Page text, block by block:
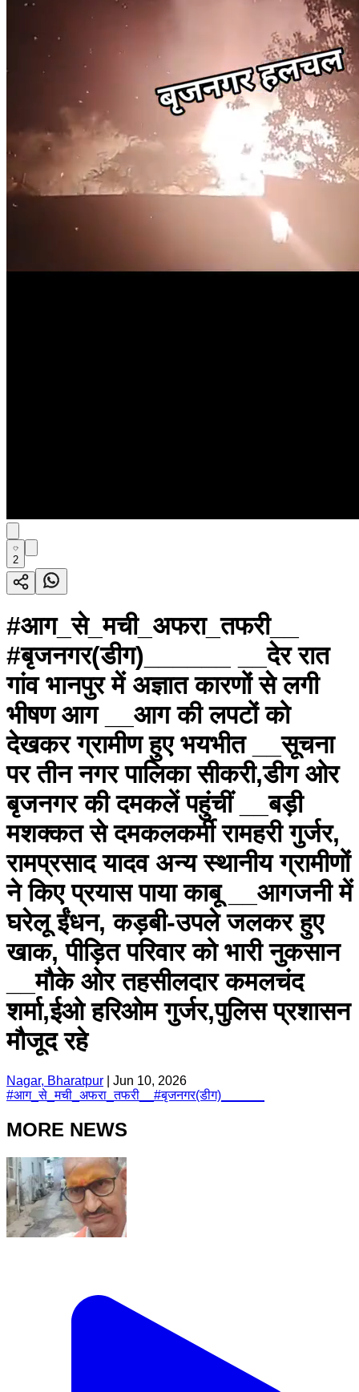
2
#आग_से_मची_अफरा_तफरी__
#बृजनगर(डीग)______ __देर रात
गांव भानपुर में अज्ञात कारणों से लगी
भीषण आग __आग की लपटों को
देखकर ग्रामीण हुए भयभीत __सूचना
पर तीन नगर पालिका सीकरी,डीग ओर
बृजनगर की दमकलें पहुंचीं __बड़ी
मशक्कत से दमकलकर्मी रामहरी गुर्जर,
रामप्रसाद यादव अन्य स्थानीय ग्रामीणों
ने किए प्रयास पाया काबू __आगजनी में
घरेलू ईंधन, कड़बी-उपले जलकर हुए
खाक, पीड़ित परिवार को भारी नुकसान
__मौके ओर तहसीलदार कमलचंद
शर्मा,ईओ हरिओम गुर्जर,पुलिस प्रशासन
मौजूद रहे
Nagar, Bharatpur
Jun 10, 2026
#आग_से_मची_अफरा_तफरी__ #बृजनगर(डीग)______
MORE NEWS